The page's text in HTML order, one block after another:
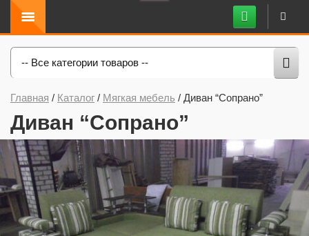
-- Все категории товаров --
Главная / Каталог / Мягкая мебель / Диван “Сопрано”
Диван “Сопрано”